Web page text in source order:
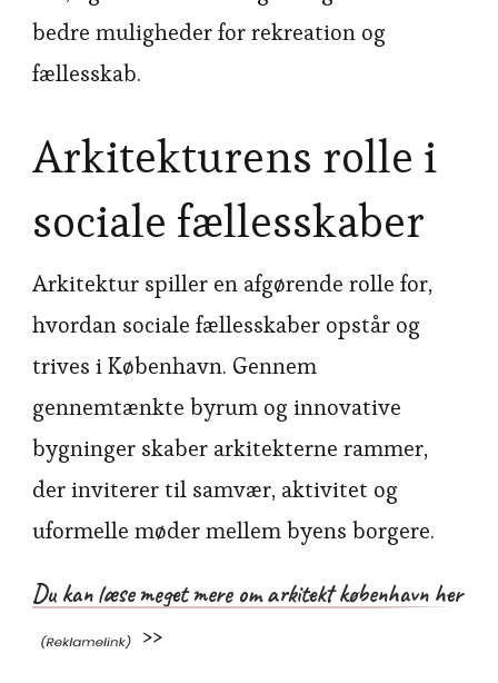
bedre muligheder for rekreation og
fællesskab.
Arkitekturens rolle i
sociale fællesskaber
Arkitektur spiller en afgørende rolle for,
hvordan sociale fællesskaber opstår og
trives i København. Gennem
gennemtænkte byrum og innovative
bygninger skaber arkitekterne rammer,
der inviterer til samvær, aktivitet og
uformelle møder mellem byens borgere.
Du kan læse meget mere om arkitekt københavn her
>>